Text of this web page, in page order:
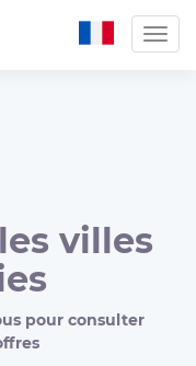
villes
pour consulter